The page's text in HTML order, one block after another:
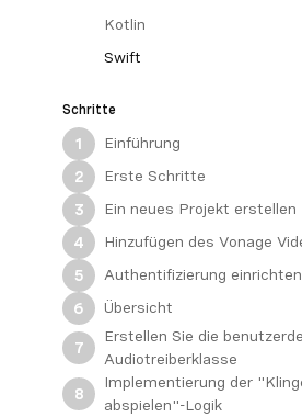
Kotlin
Swift
Schritte
1
Einführung
2
Erste Schritte
3
Ein neues Projekt erstellen
4
Hinzufügen des Vonage
5
Authentifizierung einrichten
6
Übersicht
7
Erstellen Sie die
Audiotreiberklasse
8
Implementierung der
abspielen"-Logik